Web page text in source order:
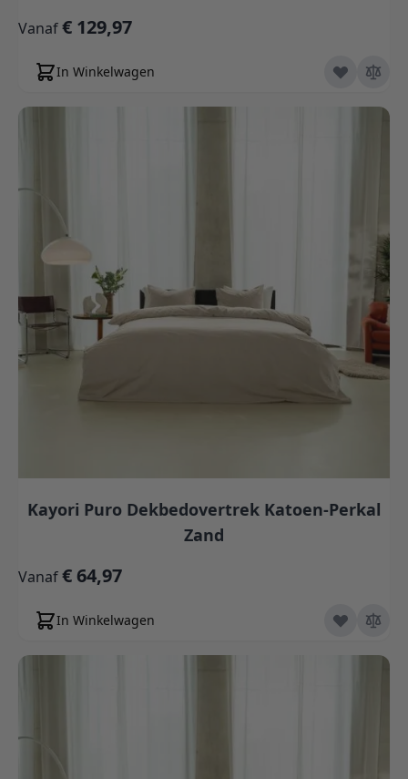
Vanaf€ 129,97
In Winkelwagen
Kayori Puro Dekbedovertrek Katoen-Perkal
Zand
Vanaf€ 64,97
In Winkelwagen